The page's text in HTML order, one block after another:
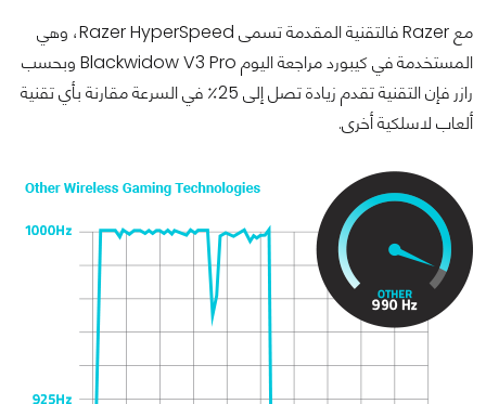
مع Razer فالتقنية المقدمة تسمى Razer HyperSpeed، وهي
المستخدمة في كيبورد مراجعة اليوم Blackwidow V3 Pro وبحسب
رازر فإن التقنية تقدم زيادة تصل إلى 25٪ في السرعة مقارنة بأي تقنية
ألعاب لاسلكية أخرى.